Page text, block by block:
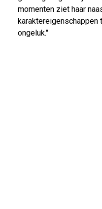
momenten ziet haar
karaktereigenschappen
ongeluk."